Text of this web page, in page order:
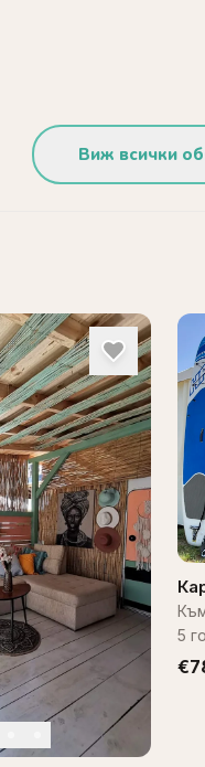
Виж всички
5